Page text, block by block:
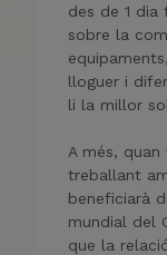
des de 1 dia
sobre la
lloguer i
li la millor
A més,
treballant
beneficiarà
mundial del
que la